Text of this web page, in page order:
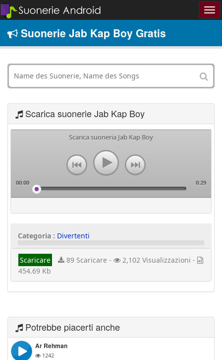
Suonerie Jab Kap Boy Gratis
Scarica suonerie Jab Kap Boy
Scarica suoneria Jab Kap Boy
00:00 0:29
Categoria : Divertenti
Scaricare 89 Scaricare -
2,102 Visualizzazioni -
454.69 Kb
Potrebbe piacerti anche
Ar Rehman
1242